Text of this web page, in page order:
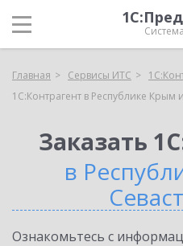
Главная Сервисы ИТС
1С:Контрагент в Республике Крым
Заказать
в
Ознакомьтесь с